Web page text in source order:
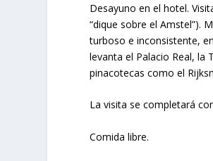
Desayuno en el hotel.
“dique sobre el Amstel”).
turboso e inconsistente,
levanta el Palacio Real, la
pinacotecas como el
La visita se completará
Comida libre.